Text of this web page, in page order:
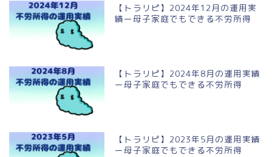
【トラリピ】2024年12月の運用実
績ー母子家庭でもできる不労所得
【トラリピ】2024年8月の運用実績
ー母子家庭でもできる不労所得
【トラリピ】2023年5月の運用実績
ー母子家庭でもできる不労所得